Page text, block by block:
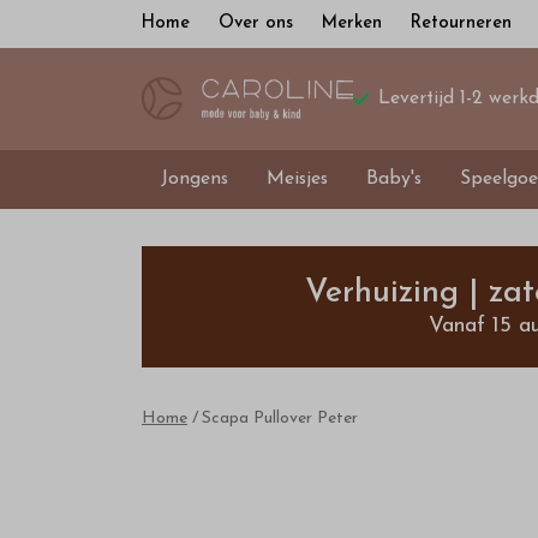
Home Over ons Merken Retourneren
Levertijd 1-2
Jongens Meisjes Baby's
Scapa
Peter
Outlet
Verhuizing |
Vanaf 15
Home Scapa Pullover Peter